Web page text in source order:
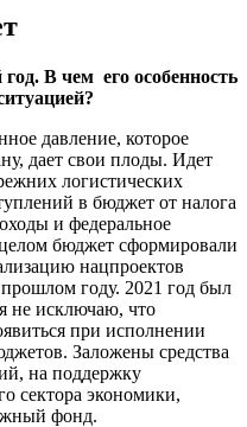
В чем его особенность
давление, которое
дает свои плоды. Идет
логистических
в бюджет от налога
и федеральное
бюджет сформировали
нацпроектов
году. 2021 год был
не исключаю, что
при исполнении
Заложены средства
на поддержку
сектора экономики,
фонд.